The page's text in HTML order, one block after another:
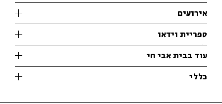
אירועים
עיון
אנגלית
נוער
ספריית וידאו
ילדים
מוזיקה
עיון
מיוחדים
עוד בבית אבי חי
תערוכות
מיוחדים
כללי
אודות